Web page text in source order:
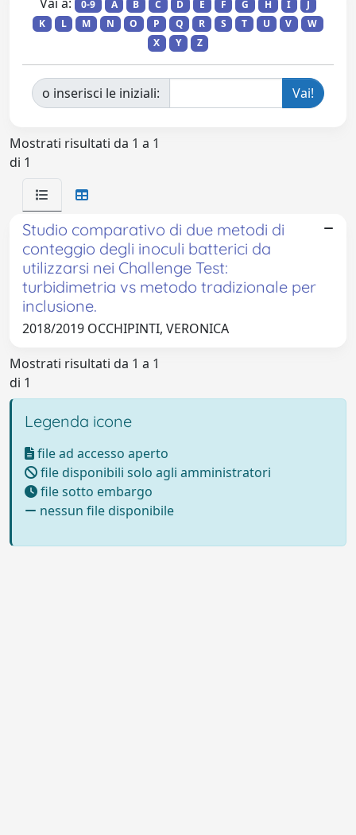
0-9 A B C D E F G H I
J
K
L M N O P Q R S T U V
W
X
Y Z
o inserisci le iniziali:
Mostrati risultati da 1 a 1
di 1
Studio comparativo di due metodi di
conteggio degli inoculi batterici da
utilizzarsi nei Challenge Test:
turbidimetria vs metodo tradizionale per
inclusione.
2018/2019 OCCHIPINTI, VERONICA
Mostrati risultati da 1 a 1
di 1
Legenda icone
file ad accesso aperto
file disponibili solo agli amministratori
file sotto embargo
nessun file disponibile